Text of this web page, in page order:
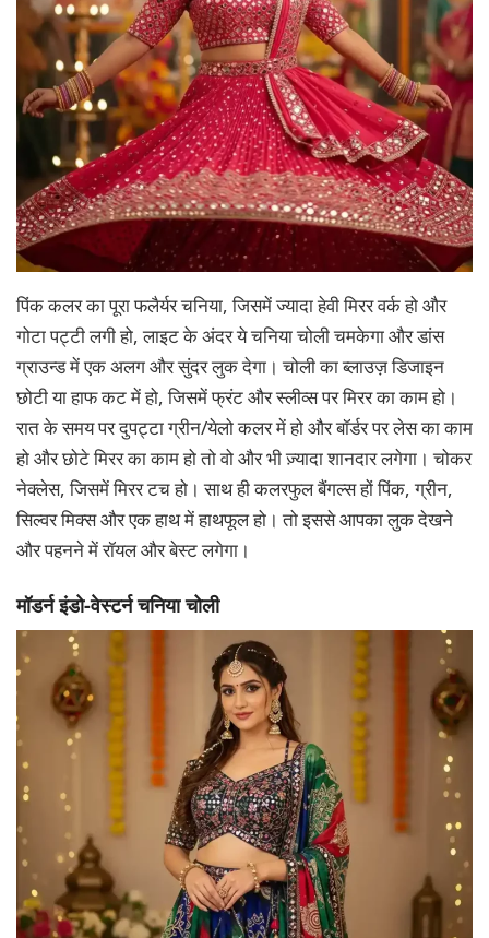
पिंक कलर का पूरा फलैर्यर चनिया, जिसमें ज्यादा हेवी मिरर वर्क हो और
गोटा पट्टी लगी हो, लाइट के अंदर ये चनिया चोली चमकेगा और डांस
ग्राउन्ड में एक अलग और सुंदर लुक देगा। चोली का ब्लाउज़ डिजाइन
छोटी या हाफ कट में हो, जिसमें फ्रंट और स्लीव्स पर मिरर का काम हो।
रात के समय पर दुपट्टा ग्रीन/येलो कलर में हो और बॉर्डर पर लेस का काम
हो और छोटे मिरर का काम हो तो वो और भी ज़्यादा शानदार लगेगा। चोकर
नेक्लेस, जिसमें मिरर टच हो। साथ ही कलरफुल बैंगल्स हों पिंक, ग्रीन,
सिल्वर मिक्स और एक हाथ में हाथफूल हो। तो इससे आपका लुक देखने
और पहनने में रॉयल और बेस्ट लगेगा।
मॉडर्न इंडो-वेस्टर्न चनिया चोली